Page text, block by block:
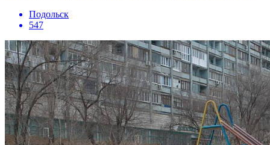
Подольск
547